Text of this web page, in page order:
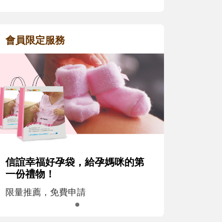
會員限定服務
信誼幸福好孕袋，給孕媽咪的第
一份禮物！
限量推薦，免費申請